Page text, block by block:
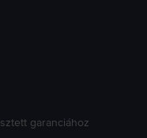
garanciához